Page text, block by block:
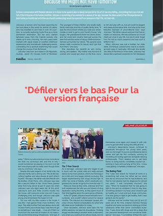
*Défiler vers le bas Pour la
version française